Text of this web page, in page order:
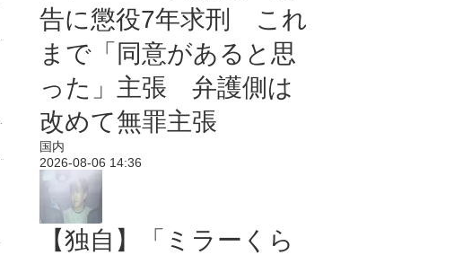
告に懲役7年求刑 これ
まで「同意があると思
った」主張 弁護側は
改めて無罪主張
国内
2026-08-06 14:36
【独自】「ミラーくら